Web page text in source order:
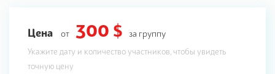
Цена от 300 $ за группу
Укажите дату и количество участников, чтобы увидеть
точную цену